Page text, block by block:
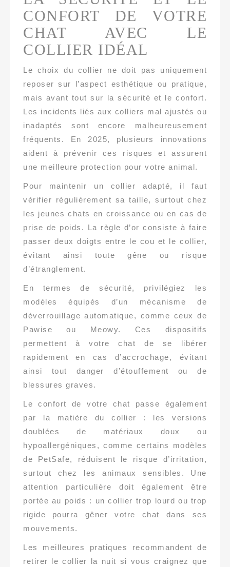
CONFORT DE VOTRE
CHAT AVEC LE
COLLIER IDÉAL
Le choix du collier ne doit pas uniquement
reposer sur l’aspect esthétique ou pratique,
mais avant tout sur la sécurité et le confort.
Les incidents liés aux colliers mal ajustés ou
inadaptés sont encore malheureusement
fréquents. En 2025, plusieurs innovations
aident à prévenir ces risques et assurent
une meilleure protection pour votre animal.
Pour maintenir un collier adapté, il faut
vérifier régulièrement sa taille, surtout chez
les jeunes chats en croissance ou en cas de
prise de poids. La règle d’or consiste à faire
passer deux doigts entre le cou et le collier,
évitant ainsi toute gêne ou risque
d’étranglement.
En termes de sécurité, privilégiez les
modèles équipés d’un mécanisme de
déverrouillage automatique, comme ceux de
Pawise ou Meowy. Ces dispositifs
permettent à votre chat de se libérer
rapidement en cas d’accrochage, évitant
ainsi tout danger d’étouffement ou de
blessures graves.
Le confort de votre chat passe également
par la matière du collier : les versions
doublées de matériaux doux ou
hypoallergéniques, comme certains modèles
de PetSafe, réduisent le risque d’irritation,
surtout chez les animaux sensibles. Une
attention particulière doit également être
portée au poids : un collier trop lourd ou trop
rigide pourra gêner votre chat dans ses
mouvements.
Les meilleures pratiques recommandent de
retirer le collier la nuit si vous craignez que